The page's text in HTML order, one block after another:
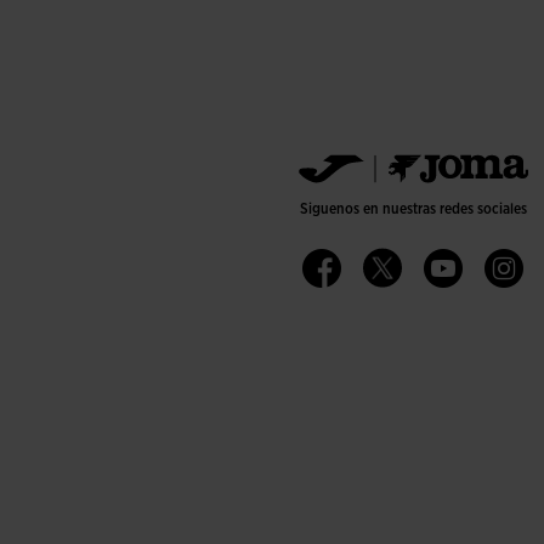
Siguenos en nuestras redes sociales